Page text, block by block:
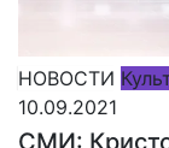
НОВОСТИ
10.09.2021
СМИ: